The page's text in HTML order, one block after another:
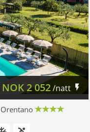
NOK 2 052/natt
Orentano